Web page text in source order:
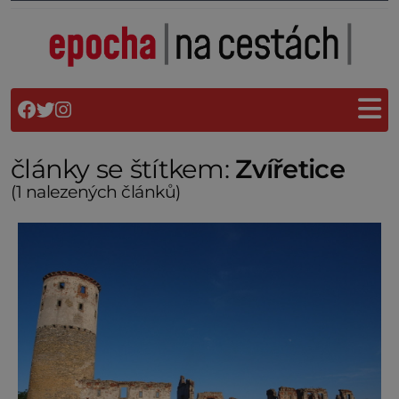
články se štítkem: Zvířetice
(1 nalezených článků)